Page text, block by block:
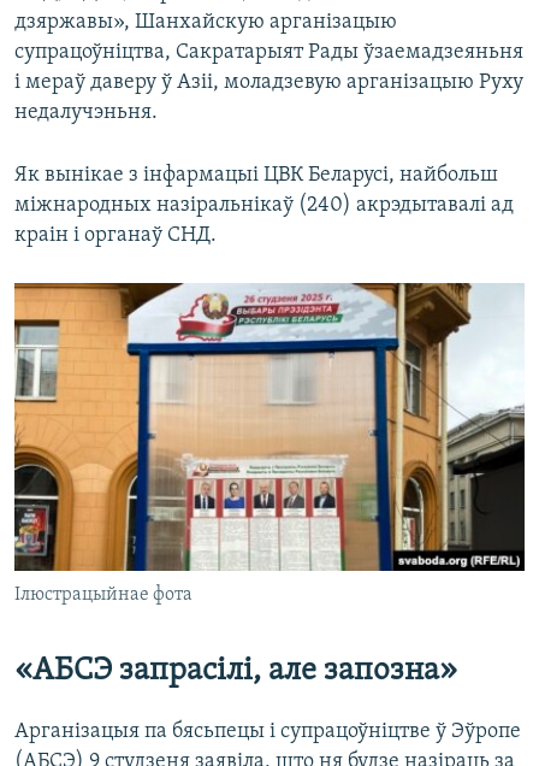
дзяржавы», Шанхайскую арганізацыю
супрацоўніцтва, Сакратарыят Рады ўзаемадзеяньня
і мераў даверу ў Азіі, моладзевую арганізацыю Руху
недалучэньня.
Як вынікае з інфармацыі ЦВК Беларусі, найбольш
міжнародных назіральнікаў (240) акрэдытавалі ад
краін і органаў СНД.
Ілюстрацыйнае фота
«АБСЭ запрасілі, але запозна»
Арганізацыя па бясьпецы і супрацоўніцтве ў Эўропе